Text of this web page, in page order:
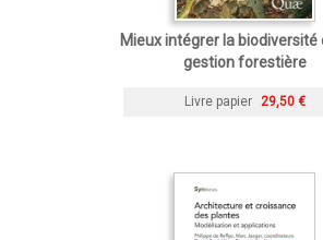
Mieux intégrer la biodiversité
gestion forestière
Livre papier 29,50 €